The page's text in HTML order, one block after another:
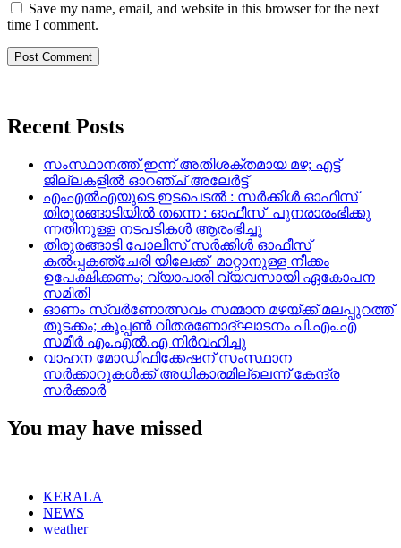
Save my name, email, and website in this browser for the next
time I comment.
Recent Posts
സംസ്ഥാനത്ത് ഇന്ന് അതിശക്തമായ മഴ; എട്ട്
ജില്ലകളിൽ ഓറഞ്ച് അലേര്‍ട്ട്
എംഎൽഎയുടെ ഇടപെടൽ : സര്‍ക്കിള്‍ ഓഫീസ്
തിരൂരങ്ങാടിയിൽ തന്നെ : ഓഫീസ് പുനരാരംഭിക്കു
ന്നതിനുള്ള നടപടികൾ ആരംഭിച്ചു
തിരുരങ്ങാടി പോലീസ് സർക്കിൾ ഓഫീസ്
കൽപ്പകഞ്ചേരി യിലേക്ക് മാറ്റാനുള്ള നീക്കം
ഉപേക്ഷിക്കണം; വ്യാപാരി വ്യവസായി ഏകോപന
സമിതി
ഓണം സ്വർണോത്സവം സമ്മാന മഴയ്ക്ക് മലപ്പുറത്ത്
തുടക്കം; കൂപ്പൺ വിതരണോദ്ഘാടനം പി.എം.എ
സമീർ എം.എൽ.എ നിർവഹിച്ചു
വാഹന മോഡിഫിക്കേഷന് സംസ്ഥാന
സർക്കാറുകൾക്ക് അധികാരമില്ലെന്ന് കേന്ദ്ര
സർക്കാർ
You may have missed
KERALA
NEWS
weather